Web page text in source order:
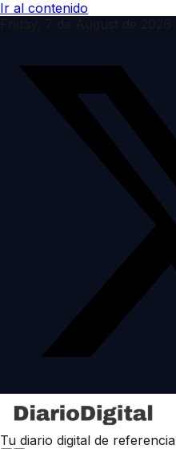
Ir al contenido
Tu diario digital de referencia